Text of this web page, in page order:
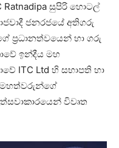
සුපිරි හොටල්
ජනරජයේ අතිගරු
ප්‍රධානත්වයෙන් හා ගරු
ඉන්දීය මහ
ITC Ltd හි සභාපති හා
මහත්වරුන්ගේ
විවෘත